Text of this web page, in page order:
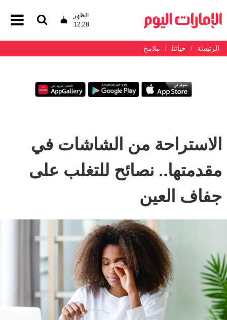
الظهر
12:28
الرئيسة حياتنا ملامح
الاستراحة من الشاشات في
مقدمتها.. نصائح للتغلب على
جفاف العين